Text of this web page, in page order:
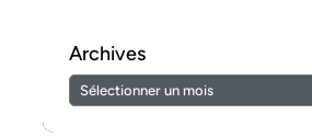
Archives